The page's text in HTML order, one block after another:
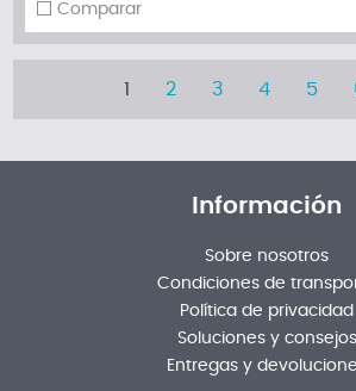
Comparar
1 2 3 4 5
Información
Sobre nosotros
Condiciones de
Política de privacidad
Soluciones y consejos
Entregas y